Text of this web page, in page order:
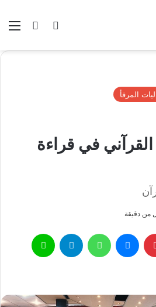
بحثالوضع
المرفأ
في قراءة
من دقيقة
بينتيريست ماسنجر واتساب تيلقرام